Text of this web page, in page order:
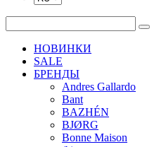
НОВИНКИ
SALE
БРЕНДЫ
Andres Gallardo
Bant
BAZHÉN
BJØRG
Bonne Maison